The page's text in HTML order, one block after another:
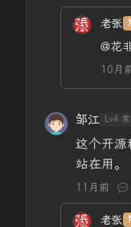
老张
@花
10月
邹江 Lv4.
这个开源
站在用。
11月前
老张